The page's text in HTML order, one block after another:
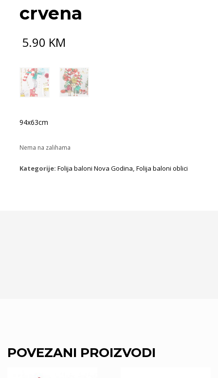
crvena
5.90 KM
94x63cm
Nema na zalihama
Kategorije: Folija baloni Nova Godina, Folija baloni oblici
POVEZANI PROIZVODI